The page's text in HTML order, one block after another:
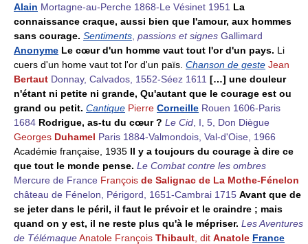
Alain Mortagne-au-Perche 1868-Le Vésinet 1951 La
connaissance craque, aussi bien que l'amour, aux hommes
sans courage. Sentiments passions et signes Gallimard
Anonyme Le cœur d'un homme vaut tout l'or d'un pays. Li
cuers d'un home vaut tot l'or d'un païs. Chanson de geste Jean
Bertaut Donnay, Calvados, 1552-Séez 1611 […] une douleur
n'étant ni petite ni grande, Qu'autant que le courage est ou
grand ou petit. Cantique Pierre Corneille Rouen 1606-Paris
1684 Rodrigue, as-tu du cœur ? Le Cid , I, 5, Don Diègue
Georges Duhamel Paris 1884-Valmondois, Val-d'Oise, 1966
Académie française, 1935 Il y a toujours du courage à dire ce
que tout le monde pense. Le Combat contre les ombres
Mercure de France François de Salignac de La Mothe-Fénelon
château de Fénelon, Périgord, 1651-Cambrai 1715 Avant que de
se jeter dans le péril, il faut le prévoir et le craindre ; mais
quand on y est, il ne reste plus qu'à le mépriser. Les Aventures
de TélémaqueAnatole François Thibault , dit Anatole France